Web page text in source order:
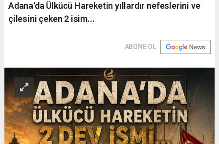
Adana'da Ülkücü Hareketin yıllardır nefeslerini ve
çilesini çeken 2 isim...
ABONE OL